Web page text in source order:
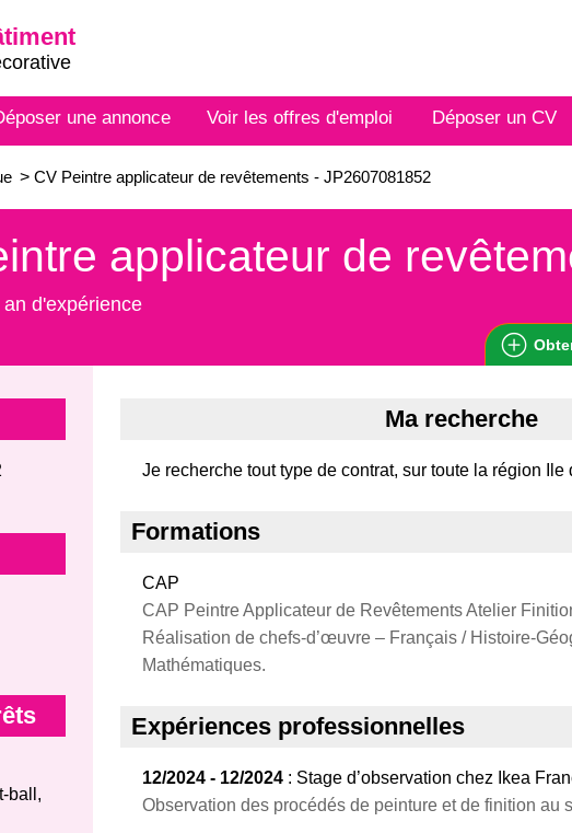
une annonce Voir les offres d'emploi Déposer un CV
> CV Peintre applicateur de revêtements - JP2607081852
applicateur de
d'expérience
Ma recherche
Je recherche tout type de contrat, sur toute la région
Formations
CAP
CAP Peintre Applicateur de Revêtements Atelier
Réalisation de chefs‑d’œuvre – Français /
Mathématiques.
Expériences professionnelles
12/2024 - 12/2024 : Stage d’observation chez Ikea
Observation des procédés de peinture et de finition au